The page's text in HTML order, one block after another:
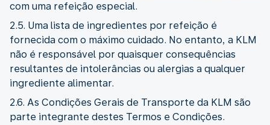
com uma refeição especial.
2.5. Uma lista de ingredientes por refeição é
fornecida com o máximo cuidado. No entanto, a KLM
não é responsável por quaisquer consequências
resultantes de intolerâncias ou alergias a qualquer
ingrediente alimentar.
2.6. As Condições Gerais de Transporte da KLM são
parte integrante destes Termos e Condições.